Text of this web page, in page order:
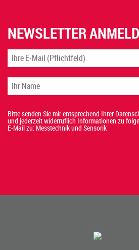
NEWSLETTER
Bitte senden Sie mir entsprechend Ihrer
und jederzeit widerruflich Informationen zu
E-Mail zu: Messtechnik und Sensorik